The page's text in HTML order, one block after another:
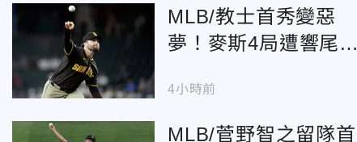
MLB/教士首秀變惡
夢！麥斯4局遭響尾蛇
仗
4小時前
MLB/菅野智之留隊首